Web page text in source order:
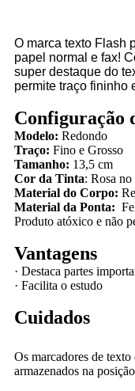
O marca texto Flash
papel normal e fax!
super destaque do
permite traço fininho
Configuração
Modelo: Redondo
Traço: Fino e Grosso
Tamanho: 13,5 cm
Cor da Tinta: Rosa no
Material do Corpo:
Material da Ponta:
Produto atóxico e não
Vantagens
· Destaca partes
· Facilita o estudo
Cuidados
Os marcadores de texto
armazenados na